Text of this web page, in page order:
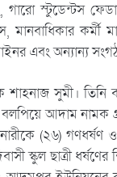
গারো স্টুডেন্টস
মানবাধিকার
এবং অন্যান্য
শাহনাজ সুমী। তিনি
আদাম নামক
(২৬) গণধর্ষণ
স্কুল ছাত্রী